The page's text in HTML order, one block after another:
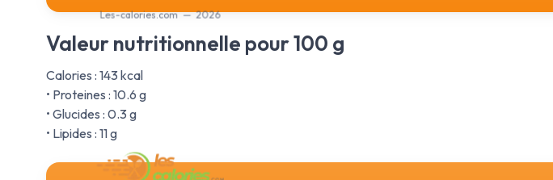
Les-calories.com — 2026
Valeur nutritionnelle pour 100 g
Calories : 143 kcal
• Proteines : 10.6 g
• Glucides : 0.3 g
• Lipides : 11 g